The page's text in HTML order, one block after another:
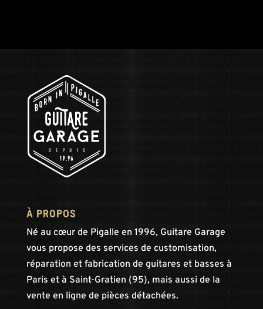
À PROPOS
Né au cœur de Pigalle en 1996, Guitare Garage
vous propose des services de customisation,
réparation et fabrication de guitares et basses à
Paris et à Saint-Gratien (95), mais aussi de la
vente en ligne de pièces détachées.